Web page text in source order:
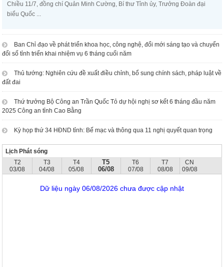
Chiều 11/7, đồng chí Quản Minh Cường, Bí thư Tỉnh ủy, Trưởng Đoàn đại
biểu Quốc ...
Ban Chỉ đạo về phát triển khoa học, công nghệ, đổi mới sáng tạo và chuyển
đổi số tỉnh triển khai nhiệm vụ 6 tháng cuối năm
Thủ tướng: Nghiên cứu đề xuất điều chỉnh, bổ sung chính sách, pháp luật về
đất đai
Thứ trưởng Bộ Công an Trần Quốc Tỏ dự hội nghị sơ kết 6 tháng đầu năm
2025 Công an tỉnh Cao Bằng
Kỳ họp thứ 34 HĐND tỉnh: Bế mạc và thông qua 11 nghị quyết quan trọng
Lịch Phát sóng
T2
03/08
T3
04/08
T4
05/08
T5
06/08
T6
07/08
T7
08/08
CN
09/08
Dữ liệu ngày 06/08/2026 chưa được cập nhật